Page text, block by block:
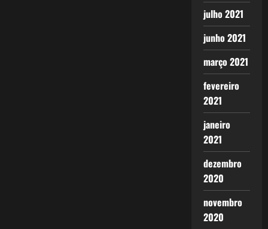
julho 2021
junho 2021
março 2021
fevereiro
2021
janeiro
2021
dezembro
2020
novembro
2020